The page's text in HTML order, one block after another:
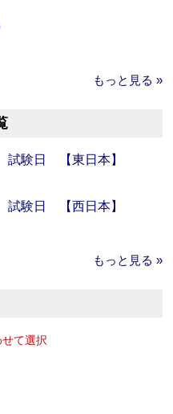
もっと見る »
験日 【東日本】
験日 【西日本】
もっと見る »
て選択